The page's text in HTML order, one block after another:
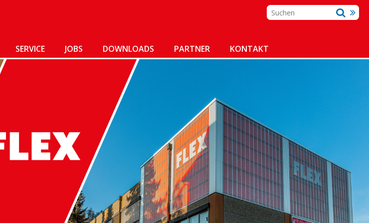
SERVICE JOBS DOWNLOADS PARTNER KONTAKT